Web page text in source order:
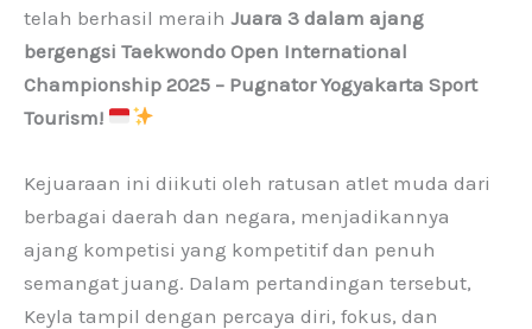
telah berhasil meraih Juara 3 dalam ajang
bergengsi Taekwondo Open International
Championship 2025 – Pugnator Yogyakarta Sport
Tourism!
Kejuaraan ini diikuti oleh ratusan atlet muda dari
berbagai daerah dan negara, menjadikannya
ajang kompetisi yang kompetitif dan penuh
semangat juang. Dalam pertandingan tersebut,
Keyla tampil dengan percaya diri, fokus, dan